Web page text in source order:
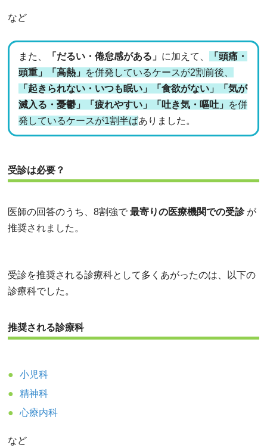
など
また、 「だるい・倦怠感がある」 に加えて、
「頭痛・
頭重」「高熱」 を併発しているケースが2割前後、
「起きられない・いつも眠い」「食欲がない」「気が
滅入る・憂鬱」「疲れやすい」「吐き気・嘔吐」 を併
発しているケースが1割半ばありました。
受診は必要？
医師の回答のうち、8割強で 最寄りの医療機関での受診 が
推奨されました。
受診を推奨される診療科として多くあがったのは、以下の
診療科でした。
推奨される診療科
小児科
精神科
心療内科
など